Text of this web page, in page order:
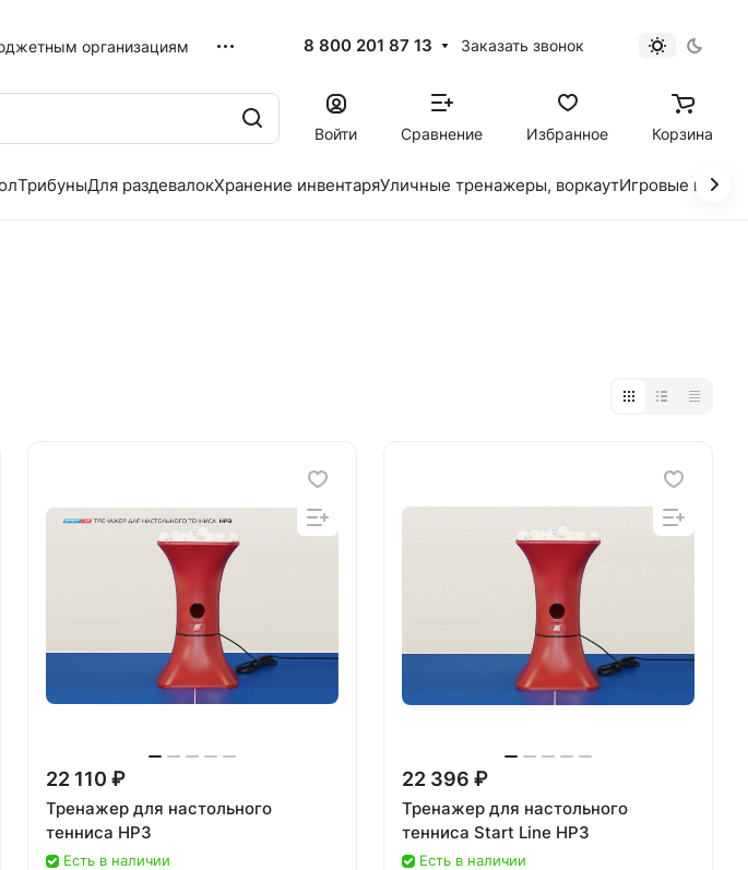
организациям 8 800 201 87 13 Заказать звонок
Войти Сравнение Избранное Корзина
ТрибуныДля раздевалокХранение инвентаряУличные тренажеры, воркаутИгровые
22 110 ₽
Тренажер для настольного
тенниса HP3
Есть в наличии
22 396 ₽
Тренажер для настольного
тенниса Start Line HP3
Есть в наличии